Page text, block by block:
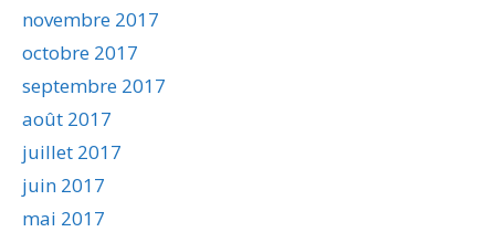
novembre 2017
octobre 2017
septembre 2017
août 2017
juillet 2017
juin 2017
mai 2017